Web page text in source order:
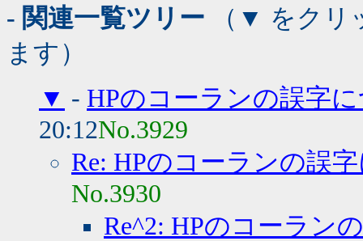
- 関連一覧ツリー （▼ をクリ
ます）
▼ - HPのコーランの誤字
20:12No.3929
Re: HPのコーランの誤
No.3930
Re^2: HPのコーラン